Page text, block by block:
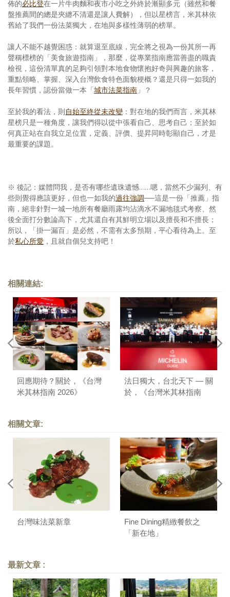
佈的必比登在一片牛肉麵和夜市小吃之外終於漸顯多元（雖然和餐
盤推薦間的總是夾纏不清還是讓人費解），但以星榜言，米其林依
舊給了我們一份法菜獨大，在地與多樣性薄弱的榜單。
讓人不能不越覺困惑：就算退至底線，完全將之視為一份其所一再
聲稱標榜的「美食旅遊指南」，那麼，從專業指南應當善盡的職責
檢視，這份清單真的足夠引領對本地食物懷抱好奇與興趣的旅客，
重點領略、掌握、深入台灣飲食特色面貌梗概？還是只得一如我的
長年習慣，認份當做一本「城市法菜指南 」？
至於我的看法，則自始至終從未改變 ：對在地的我們而言，米其林
星榜只是一種角度，讓我們得以從中張看自己、思考自己；至於如
何真正站在自我立足位置，定義、評價、提昇同時彰顯自己，才是
最重要的課題。
※ 後記：媒體問我，是否有哪些遺珠遺憾……嗯，當然不少漏列、有
些則覺得應該更好，但也一如我的過往強調──這是一份「推薦」指
南，絕非針對一城一地所有餐廳雨露均沾滴水不漏地毯式考察、然
後全面打分數論高下，尤其還自有其鮮明立場以及擅長和不擅長；
所以，「掛一漏百」是必然，不需有太多預期，平心看待為上。至
於私心所愛 ，且就自個兒支持吧！
相關連結:
回應期待？關於，《台灣
米其林指南 2026》
法日獨大，台北天下 — 關
於，《台灣米其林指南
相關文章:
台灣味法菜新章
Fine Dining精緻餐飲之
「新在地」
最新文章 :